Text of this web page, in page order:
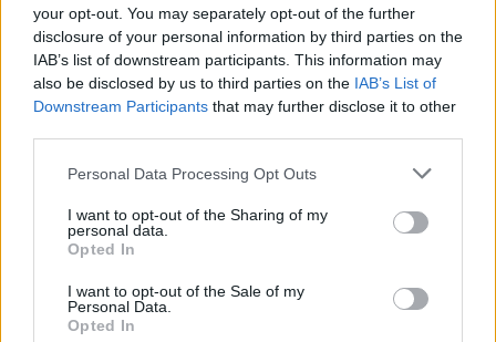
your opt-out. You may separately opt-out of the further
disclosure of your personal information by third parties on the
IAB’s list of downstream participants. This information may
also be disclosed by us to third parties on the IAB’s List of
Downstream Participants that may further disclose it to other
Personal Data Processing Opt Outs
I want to opt-out of the Sharing of my
personal data.
Opted In
I want to opt-out of the Sale of my
Personal Data.
Opted In
Ню Йорк стана 14-ият щат на САЩ, в
06.08.2026 / 16:00